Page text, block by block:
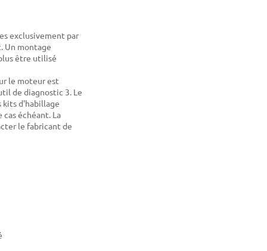
exclusivement par
Un montage
être utilisé
le moteur est
de diagnostic 3. Le
kits d'habillage
échéant. La
le fabricant de